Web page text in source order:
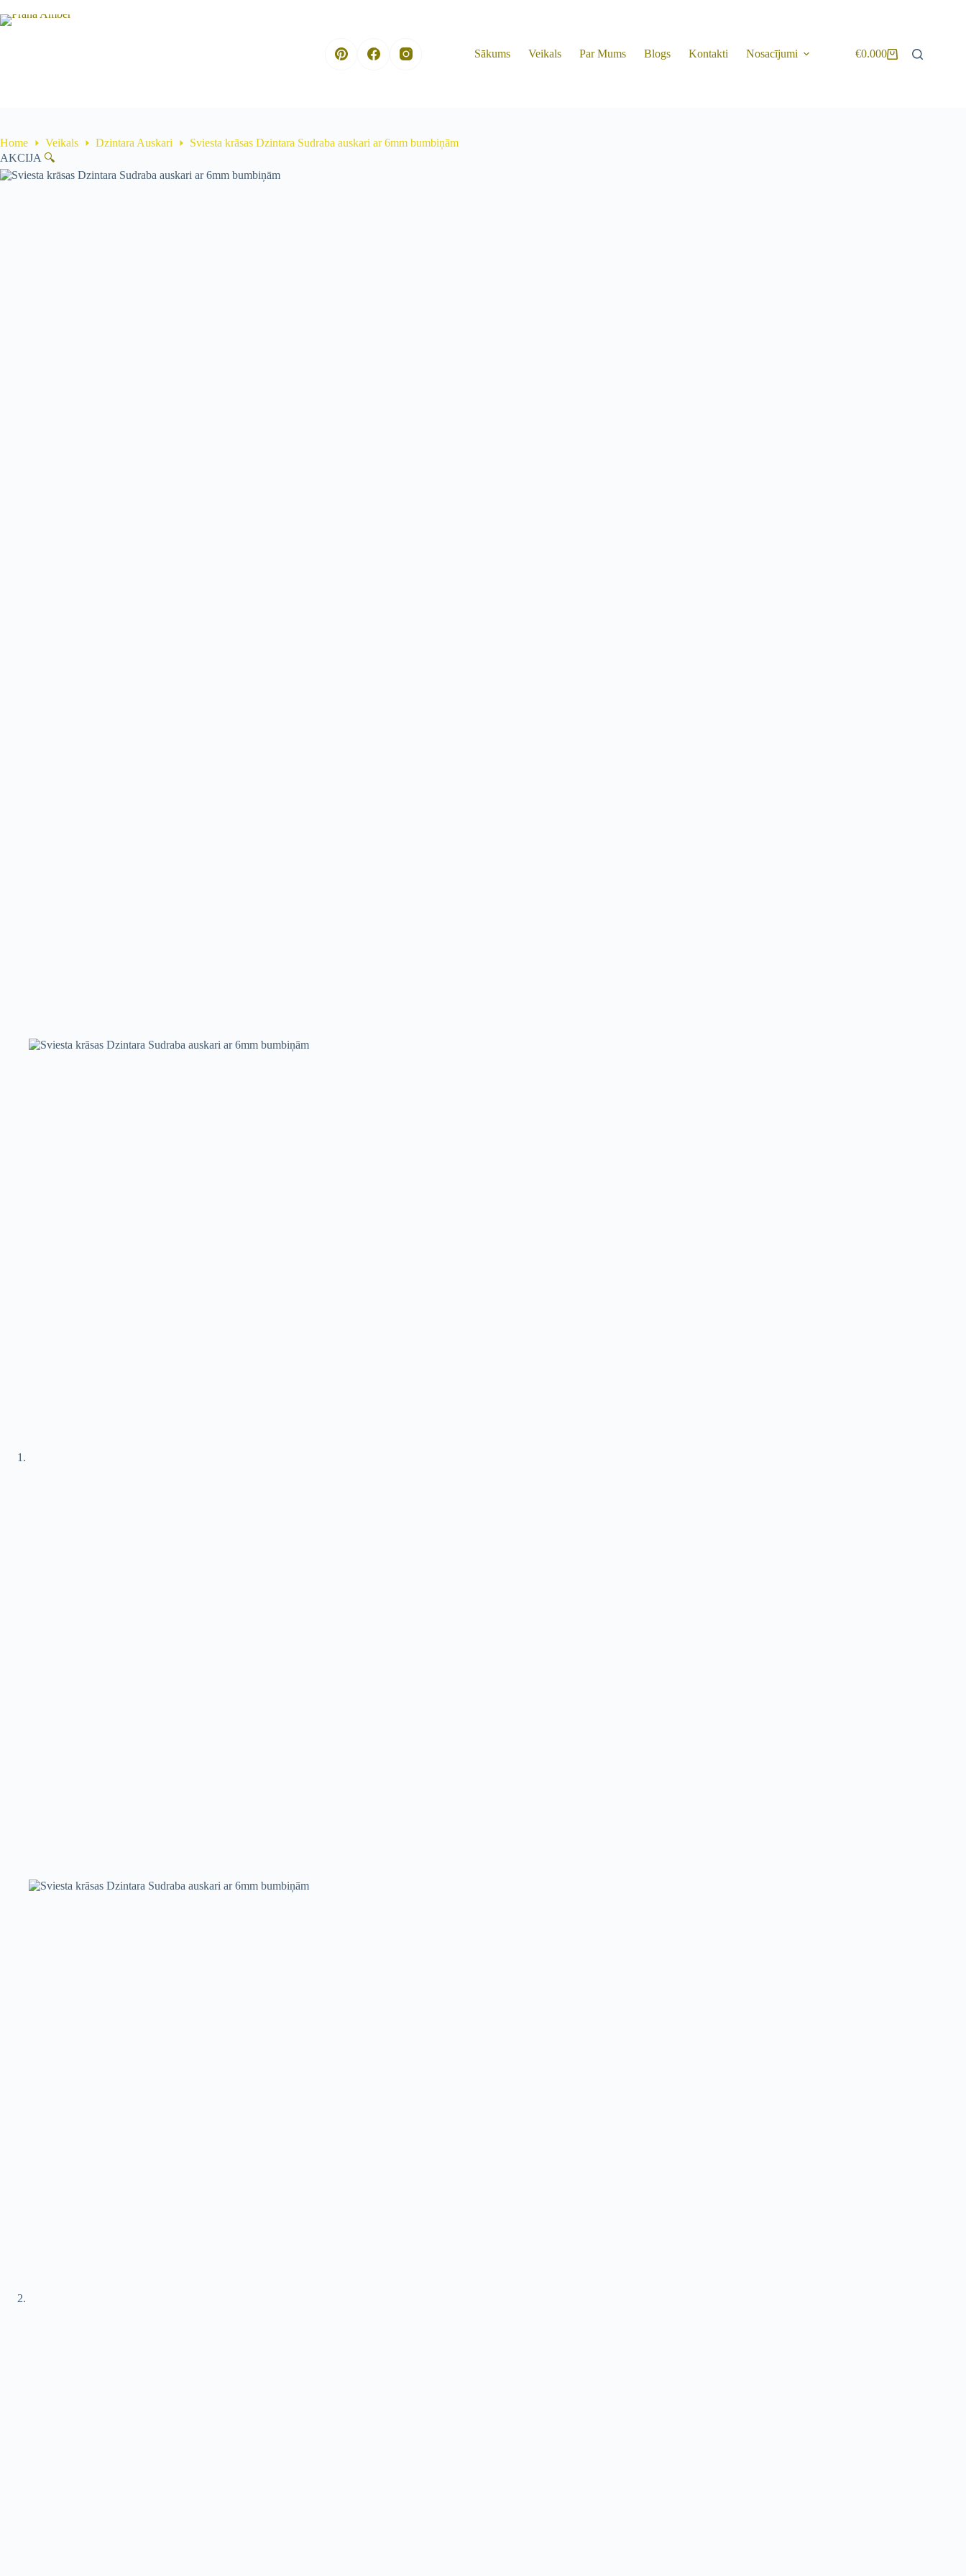
to
Sākums
Veikals Par Mums Blogs Kontakti Nosacījumi
Shopping
€0.000
Home Veikals Dzintara Auskari
Sviesta krāsas Dzintara Sudraba auskari ar 6mm bumbiņām
AKCIJA 🔍